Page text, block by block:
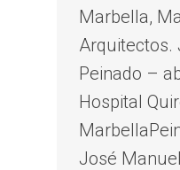
Marbella,
Arquitectos.
Peinado –
Hospital
José